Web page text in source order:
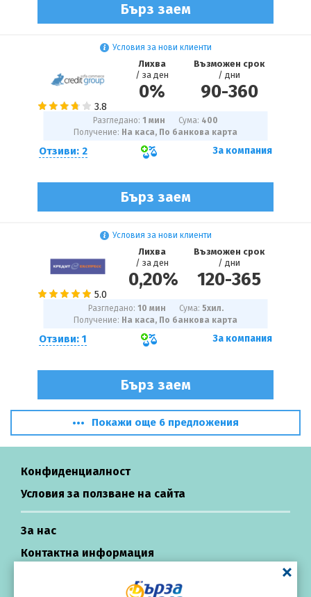
Бърз заем
Условия за нови клиенти
Отзиви: 2
Лихва
/ за ден
0%
Възможен срок
/ дни
90-360
Бърз заем
Разгледано: 1 мин Сума: 400
Получение: На каса, По банкова карта
За компания
Условия за нови клиенти
Отзиви: 1
Лихва
/ за ден
0,20%
Възможен срок
/ дни
120-365
Бърз заем
Разгледано: 10 мин Сума: 5хил.
Получение: На каса, По банкова карта
За компания
Покажи още 6 предложения
Конфиденциалност
Условия за ползване на сайта
За нас
Контактна информация